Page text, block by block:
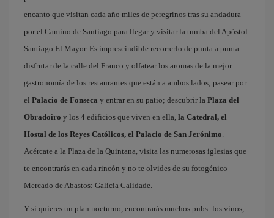
encanto que visitan cada año miles de peregrinos tras su andadura
por el Camino de Santiago para llegar y visitar la tumba del Apóstol
Santiago El Mayor. Es imprescindible recorrerlo de punta a punta:
disfrutar de la calle del Franco y olfatear los aromas de la mejor
gastronomía de los restaurantes que están a ambos lados; pasear por
el Palacio de Fonseca y entrar en su patio; descubrir la Plaza del
Obradoiro y los 4 edificios que viven en ella, la Catedral, el
Hostal de los Reyes Católicos, el Palacio de San Jerónimo.
Acércate a la Plaza de la Quintana, visita las numerosas iglesias que
te encontrarás en cada rincón y no te olvides de su fotogénico
Mercado de Abastos: Galicia Calidade.
Y si quieres un plan nocturno, encontrarás muchos pubs: los vinos,